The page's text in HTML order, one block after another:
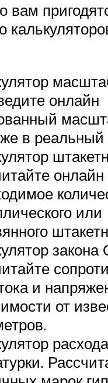
вам
онлайн
в реальный
онлайн
или
закона
и
от
расхода